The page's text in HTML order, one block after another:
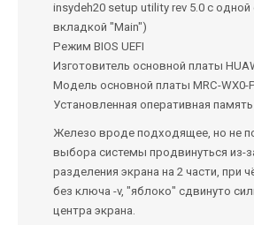
insydeh20 setup utility rev 5.0 с одной
вкладкой "Main")
Режим BIOS UEFI
Изготовитель основной платы
Модель основной платы MRC-WX0-
Установленная оперативная память
Железо вроде подходящее, но не
выбора системы продвинуться из-
разделения экрана на 2 части, при
без ключа -v, "яблоко" сдвинуто
центра экрана.